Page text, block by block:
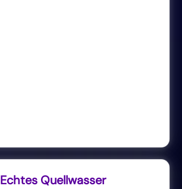
Echtes Quellwasser